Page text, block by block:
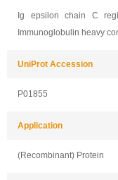
Ig epsilon chain C
Immunoglobulin heavy
UniProt Accession
P01855
Application
(Recombinant) Protein